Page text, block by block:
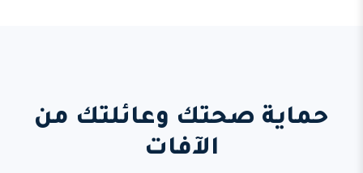
حماية صحتك وعائلتك من
الآفات